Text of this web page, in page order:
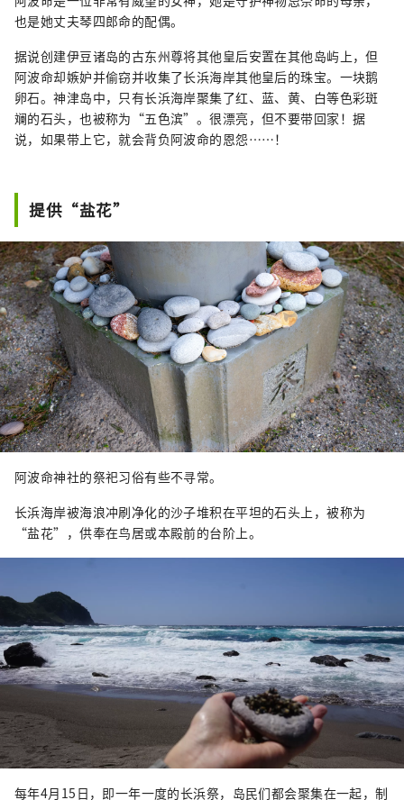
也是她丈夫琴四郎命的配偶。
据说创建伊豆诸岛的古东州尊将其他皇后安置在其他岛屿上，但
阿波命却嫉妒并偷窃并收集了长浜海岸其他皇后的珠宝。一块鹅
卵石。神津岛中，只有长浜海岸聚集了红、蓝、黄、白等色彩斑
斓的石头，也被称为“五色滨”。很漂亮，但不要带回家！据
说，如果带上它，就会背负阿波命的恩怨……！
提供“盐花”
阿波命神社的祭祀习俗有些不寻常。
长浜海岸被海浪冲刷净化的沙子堆积在平坦的石头上，被称为
“盐花”，供奉在鸟居或本殿前的台阶上。
每年4月15日，即一年一度的长浜祭，岛民们都会聚集在一起，制